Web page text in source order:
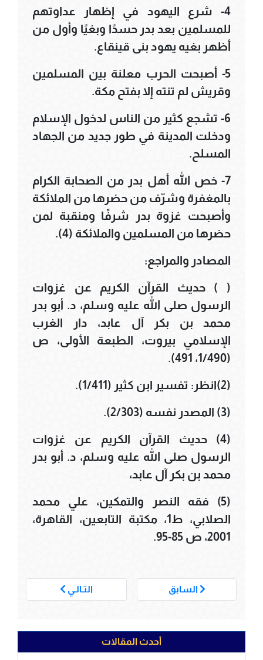
4- شرع اليهود في إظهار عداوتهم
للمسلمين بعد بدر حسدًا وبغيًا وأول من
أظهر بغيه يهود بنى قينقاع.
5- أصبحت الحرب معلنة بين المسلمين
وقريش لم تنته إلا بفتح مكة.
6- تشجع كثير من الناس لدخول الإسلام
ودخلت المدينة في طور جديد من الجهاد
المسلح.
7- خص الله أهل بدر من الصحابة الكرام
بالمغفرة وشرّف من حضرها من الملائكة
وأصبحت غزوة بدر شرفًا ومنقبة لمن
حضرها من المسلمين والملائكة (4).
المصادر والمراجع:
( ) حديث القرآن الكريم عن غزوات
الرسول صلى الله عليه وسلم، د. أبو بدر
محمد بن بكر آل عابد، دار الغرب
الإسلامي بيروت، الطبعة الأولى، ص
(1/490، 491).
(2)انظر: تفسير ابن كثير (1/411).
(3) المصدر نفسه (2/303).
(4) حديث القرآن الكريم عن غزوات
الرسول صلى الله عليه وسلم، د. أبو بدر
محمد بن بكر آل عابد،
(5) فقه النصر والتمكين، علي محمد
الصلابي، ط1، مكتبة التابعين، القاهرة،
2001، ص 85-95.
السابق التـالـي
أحدث المقالات